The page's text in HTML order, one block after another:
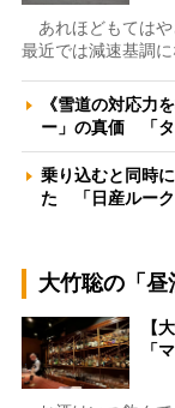
あれほどもてはや
最近では減速基調
《雪道の対応力
ー」の真価 「
乗り込むと同時
た 「日産ルー
大竹聡の「昼
【
「